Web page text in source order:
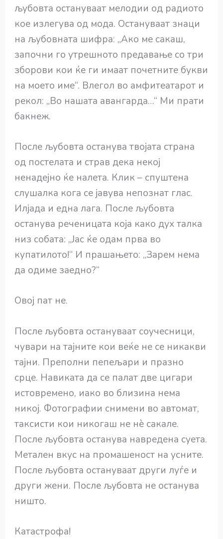
љубовта остануваат мелодии од радиото
кое излегува од мода. Остануваат знаци
на љубовната шифра: „Ако ме сакаш,
започни го утрешното предавање со три
зборови кои ќе ги имаат почетните букви
на моето име“. Влегол во амфитеатарот и
рекол: „Во нашата авангарда…“ Ми прати
бакнеж.
После љубовта останува твојата страна
од постелата и страв дека некој
ненадејно ќе налета. Клик – спуштена
слушалка кога се јавува непознат глас.
Илјада и една лага. После љубовта
останува реченицата која како дух талка
низ собата: „Јас ќе одам прва во
купатилото!“ И прашањето: „Зарем нема
да одиме заедно?“
Овој пат не.
После љубовта остануваат соучесници,
чувари на тајните кои веќе не се никакви
тајни. Преполни пепељари и празно
срце. Навиката да се палат две цигари
истовремено, иако во близина нема
никој. Фотографии снимени во автомат,
таксисти кои никогаш не нѐ сакале.
После љубовта останува навредена суета.
Метален вкус на промашеност на усните.
После љубовта остануваат други луѓе и
други жени. После љубовта не останува
ништо.
Катастрофа!